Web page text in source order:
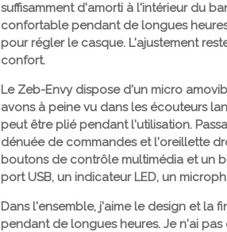
suffisamment d'amorti à l'intérieur du
confortable pendant de longues
pour régler le casque. L'ajustement
confort.
Le Zeb-Envy dispose d'un micro
avons à peine vu dans les écouteurs
peut être plié pendant l'utilisation.
dénuée de commandes et l'oreillette
boutons de contrôle multimédia et un
port USB, un indicateur LED, un
Dans l'ensemble, j'aime le design et la
pendant de longues heures. Je n'ai